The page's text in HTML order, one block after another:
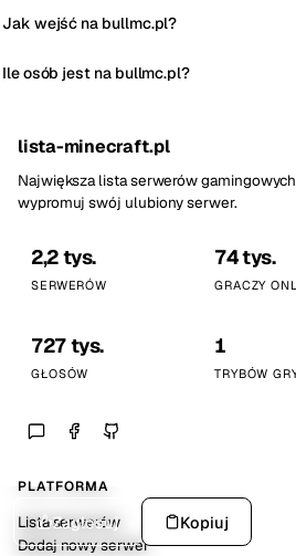
Jak wejść na bullmc.pl?
Ile osób jest na bullmc.pl?
Zagłosuj Kopiuj
lista-minecraft.pl
Największa lista serwerów
wypromuj swój ulubiony serwer.
2,2 tys.
SERWERÓW
74 tys.
GRACZY
727 tys.
GŁOSÓW
1
TRYBÓW
PLATFORMA
Lista serwerów
Dodaj nowy serwer